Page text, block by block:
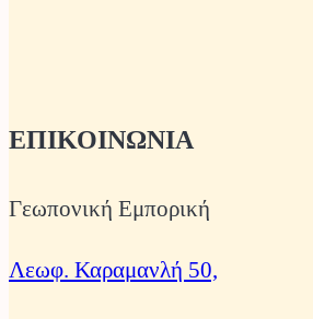
ΕΠΙΚΟΙΝΩΝΙΑ
Γεωπονική Εμπορική
Λεωφ. Καραμανλή 50,